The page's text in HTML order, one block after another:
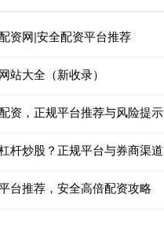
资网|安全配资平台推荐
站大全（新收录）
资，正规平台推荐与风险提示
杆炒股？正规平台与券商渠道
台推荐，安全高倍配资攻略